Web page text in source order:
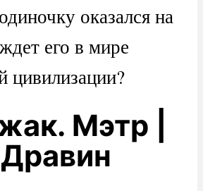
оказался на
его в мире
цивилизации?
Мэтр |